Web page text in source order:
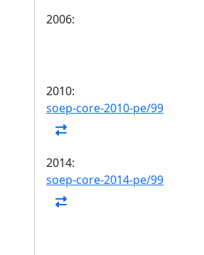
2006:
2010:
soep-core-2010-pe/99
2014:
soep-core-2014-pe/99